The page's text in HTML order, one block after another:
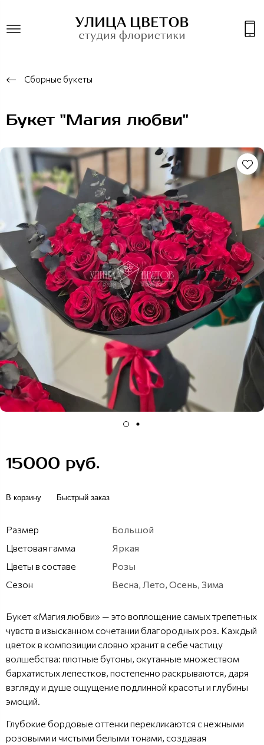
Сборные букеты
Букет "Магия любви"
15000 руб.
В корзину Быстрый заказ
Размер
Большой
Цветовая гамма
Яркая
Цветы в составе
Розы
Сезон
Весна, Лето, Осень, Зима
Букет «Магия любви» — это воплощение самых трепетных
чувств в изысканном сочетании благородных роз. Каждый
цветок в композиции словно хранит в себе частицу
волшебства: плотные бутоны, окутанные множеством
бархатистых лепестков, постепенно раскрываются, даря
взгляду и душе ощущение подлинной красоты и глубины
эмоций.
Глубокие бордовые оттенки перекликаются с нежными
розовыми и чистыми белыми тонами, создавая